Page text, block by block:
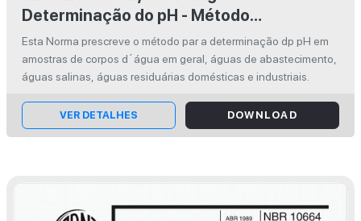
Determinação do pH - Método
eletrométrico - Método de ensaio
Esta Norma prescreve o método par a determinação dp pH em
amostras de corpos d´água em geral, águas de abastecimento,
águas salinas, águas residuárias domésticas e industriais.
VER DETALHES DOWNLOAD